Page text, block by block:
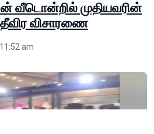
வீடொன்றில் முதியவரின்
விசாரணை
am